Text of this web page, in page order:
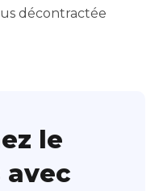
décontractée
le
avec